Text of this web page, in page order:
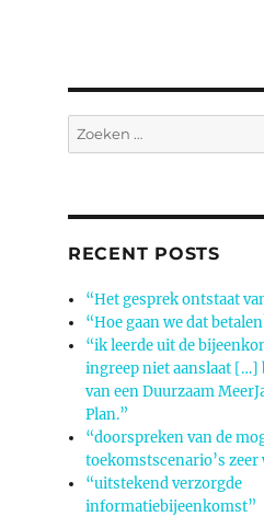
Zoeken
naar:
RECENT POSTS
“Het gesprek ontstaat
“Hoe gaan we dat
“ik leerde uit de
ingreep niet aanslaat […]
van een Duurzaam
Plan.”
“doorspreken van de
toekomstscenario’s zeer
“uitstekend verzorgde
informatiebijeenkomst”